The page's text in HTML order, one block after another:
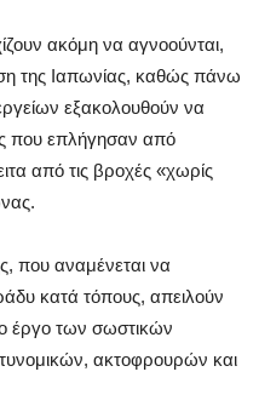
ακόμη να αγνοούνται,
της Ιαπωνίας, καθώς πάνω
εξακολουθούν να
που επλήγησαν από
από τις βροχές «χωρίς
που αναμένεται να
κατά τόπους, απειλούν
έργο των σωστικών
ακτοφρουρών και